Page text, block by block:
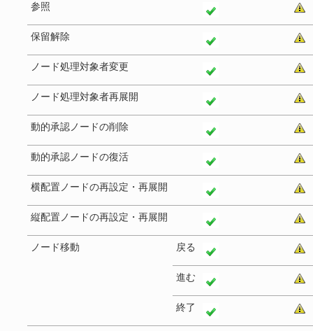
参照
保留解除
ノード処理対象者変更
ノード処理対象者再展開
動的承認ノードの削除
動的承認ノードの復活
横配置ノードの再設定・再展開
縦配置ノードの再設定・再展開
ノード移動 戻る
進む
終了